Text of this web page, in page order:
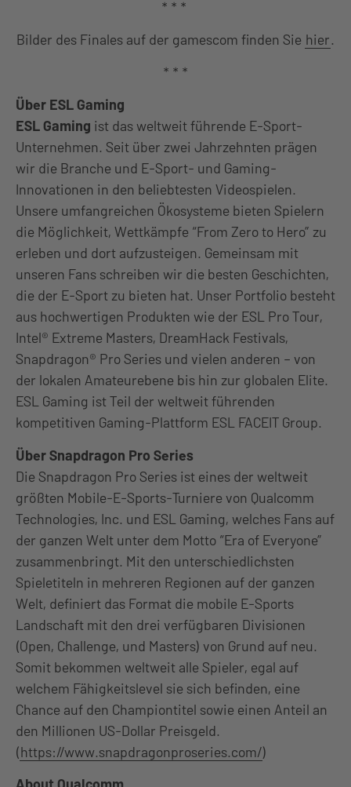
* * *
Bilder des Finales auf der gamescom finden Sie hier.
* * *
Über ESL Gaming
ESL Gaming ist das weltweit führende E-Sport-
Unternehmen. Seit über zwei Jahrzehnten prägen
wir die Branche und E-Sport- und Gaming-
Innovationen in den beliebtesten Videospielen.
Unsere umfangreichen Ökosysteme bieten Spielern
die Möglichkeit, Wettkämpfe “From Zero to Hero” zu
erleben und dort aufzusteigen. Gemeinsam mit
unseren Fans schreiben wir die besten Geschichten,
die der E-Sport zu bieten hat. Unser Portfolio besteht
aus hochwertigen Produkten wie der ESL Pro Tour,
Intel® Extreme Masters, DreamHack Festivals,
Snapdragon® Pro Series und vielen anderen – von
der lokalen Amateurebene bis hin zur globalen Elite.
ESL Gaming ist Teil der weltweit führenden
kompetitiven Gaming-Plattform ESL FACEIT Group.
Über Snapdragon Pro Series
Die Snapdragon Pro Series ist eines der weltweit
größten Mobile-E-Sports-Turniere von Qualcomm
Technologies, Inc. und ESL Gaming, welches Fans auf
der ganzen Welt unter dem Motto “Era of Everyone”
zusammenbringt. Mit den unterschiedlichsten
Spieletiteln in mehreren Regionen auf der ganzen
Welt, definiert das Format die mobile E-Sports
Landschaft mit den drei verfügbaren Divisionen
(Open, Challenge, und Masters) von Grund auf neu.
Somit bekommen weltweit alle Spieler, egal auf
welchem Fähigkeitslevel sie sich befinden, eine
Chance auf den Championtitel sowie einen Anteil an
den Millionen US-Dollar Preisgeld.
(https://www.snapdragonproseries.com/)